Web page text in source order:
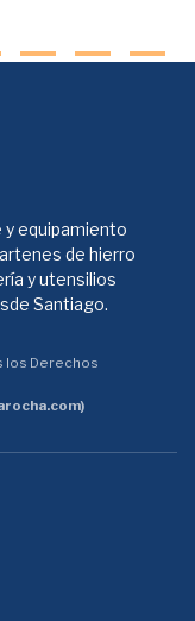
y equipamiento
de hierro
y utensilios
Santiago.
los Derechos